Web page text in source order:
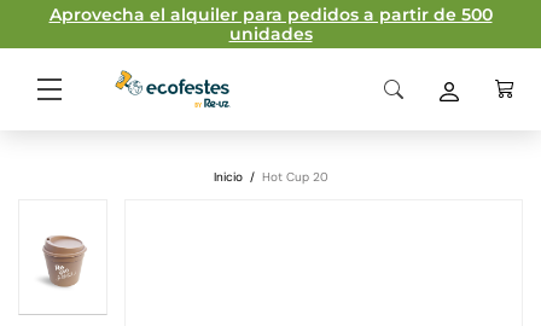
Aprovecha el alquiler para pedidos a partir de 500
unidades
Inicio / Hot Cup 20
Plantilla de Impresión